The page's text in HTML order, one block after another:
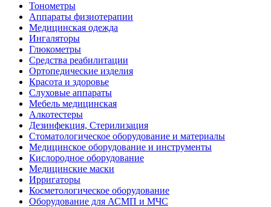
Тонометры
Аппараты физиотерапии
Медицинская одежда
Ингаляторы
Глюкометры
Средства реабилитации
Ортопедические изделия
Красота и здоровье
Слуховые аппараты
Мебель медицинская
Алкотестеры
Дезинфекция, Стерилизация
Стоматологическое оборудование и материалы
Медицинское оборудование и инструменты
Кислородное оборудование
Медицинские маски
Ирригаторы
Косметологическое оборудование
Оборудование для АСМП и МЧС